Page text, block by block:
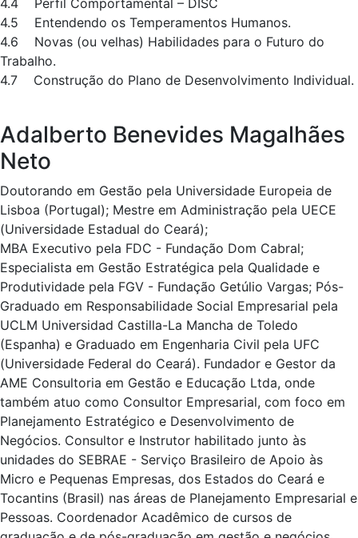
4.4 Perfil Comportamental – DISC
4.5 Entendendo os Temperamentos Humanos.
4.6 Novas (ou velhas) Habilidades para o Futuro do
Trabalho.
4.7 Construção do Plano de Desenvolvimento Individual.
Adalberto Benevides Magalhães
Neto
Doutorando em Gestão pela Universidade Europeia de
Lisboa (Portugal); Mestre em Administração pela UECE
(Universidade Estadual do Ceará);
MBA Executivo pela FDC - Fundação Dom Cabral;
Especialista em Gestão Estratégica pela Qualidade e
Produtividade pela FGV - Fundação Getúlio Vargas; Pós-
Graduado em Responsabilidade Social Empresarial pela
UCLM Universidad Castilla-La Mancha de Toledo
(Espanha) e Graduado em Engenharia Civil pela UFC
(Universidade Federal do Ceará). Fundador e Gestor da
AME Consultoria em Gestão e Educação Ltda, onde
também atuo como Consultor Empresarial, com foco em
Planejamento Estratégico e Desenvolvimento de
Negócios. Consultor e Instrutor habilitado junto às
unidades do SEBRAE - Serviço Brasileiro de Apoio às
Micro e Pequenas Empresas, dos Estados do Ceará e
Tocantins (Brasil) nas áreas de Planejamento Empresarial e
Pessoas. Coordenador Acadêmico de cursos de